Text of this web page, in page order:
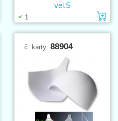
Vložit do košíku
1
vel.S
č. karty: 88904